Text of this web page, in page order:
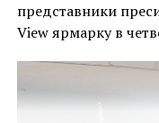
представники
View ярмарку в